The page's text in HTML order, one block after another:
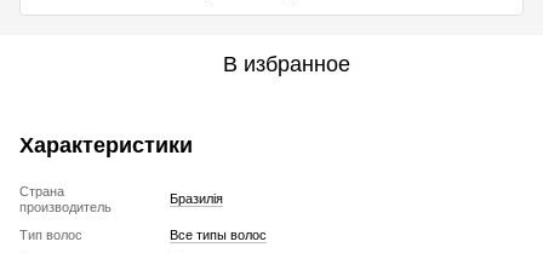
В избранное
Характеристики
Страна
производитель
Бразилія
Тип волос
Все типы волос